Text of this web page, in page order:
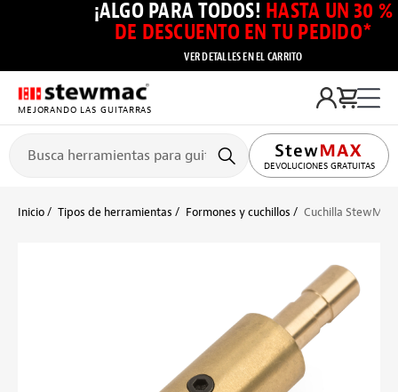
¡ALGO PARA TODOS! HASTA UN 30 %
DE DESCUENTO EN TU PEDIDO*
VER DETALLES EN EL CARRITO
MEJORANDO LAS GUITARRAS
DEVOLUCIONES GRATUITAS
Inicio Tipos de herramientas Formones y cuchillos Cuchilla